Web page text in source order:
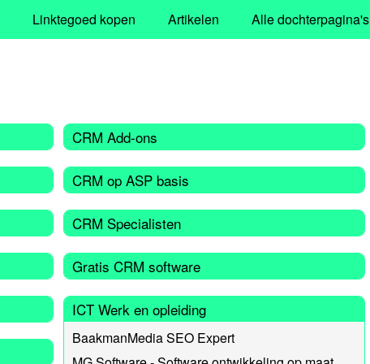
Linktegoed kopen Artikelen Alle dochterpagina's
CRM Add-ons
CRM op ASP basis
CRM Specialisten
Gratis CRM software
ICT Werk en opleiding
BaakmanMedia SEO Expert